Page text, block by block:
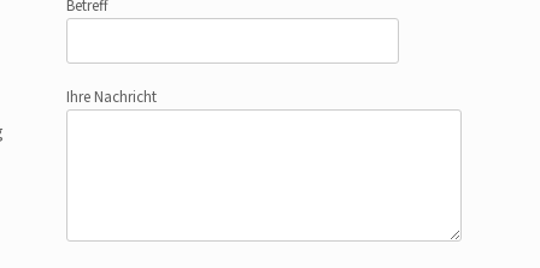
Betreff
Ihre Nachricht